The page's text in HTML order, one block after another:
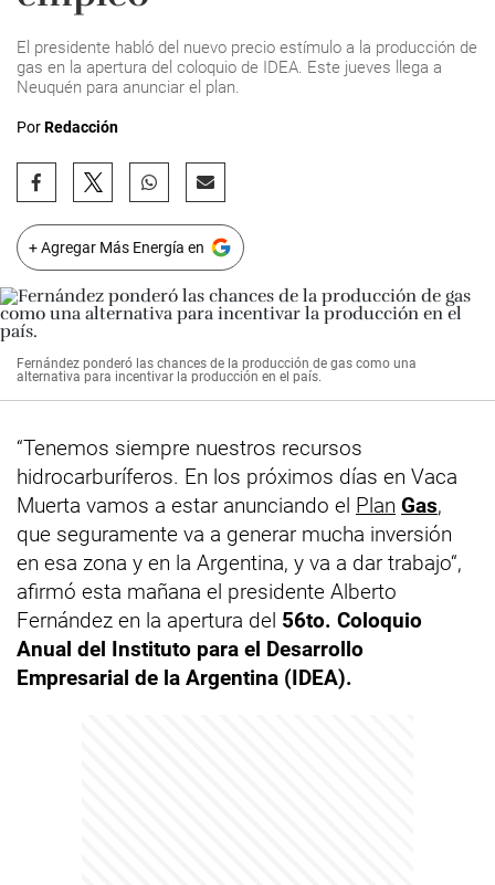
El presidente habló del nuevo precio estímulo a la producción de
gas en la apertura del coloquio de IDEA. Este jueves llega a
Neuquén para anunciar el plan.
PorRedacción
+ Agregar Más Energía en
Fernández ponderó las chances de la producción de gas como una
alternativa para incentivar la producción en el país.
“Tenemos siempre nuestros recursos
hidrocarburíferos. En los próximos días en Vaca
Muerta vamos a estar anunciando el Plan Gas,
que seguramente va a generar mucha inversión
en esa zona y en la Argentina, y va a dar trabajo“,
afirmó esta mañana el presidente Alberto
Fernández en la apertura del 56to. Coloquio
Anual del Instituto para el Desarrollo
Empresarial de la Argentina (IDEA).